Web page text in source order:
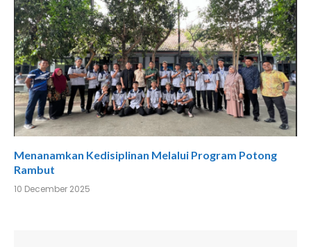
Menanamkan Kedisiplinan Melalui Program Potong
Rambut
10 December 2025